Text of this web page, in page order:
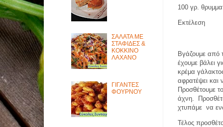
100 γρ.
Εκτέλεση
Βγάζουμε από
έχουμε βάλει
κρέμα
αφρατέψει και
Προσθέτουμε
άχνη.
χτυπάμε να
Τέλος
ΣΑΛΑΤΑ ΜΕ
ΣΤΑΦΙΔΕΣ &
ΚΟΚΚΙΝΟ
ΛΑΧΑΝΟ
ΓΙΓΑΝΤΕΣ
ΦΟΥΡΝΟΥ